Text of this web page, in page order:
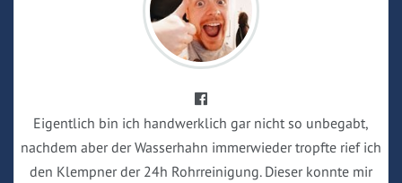
Eigentlich bin ich handwerklich gar nicht so unbegabt,
nachdem aber der Wasserhahn immerwieder tropfte rief ich
den Klempner der 24h Rohrreinigung. Dieser konnte mir